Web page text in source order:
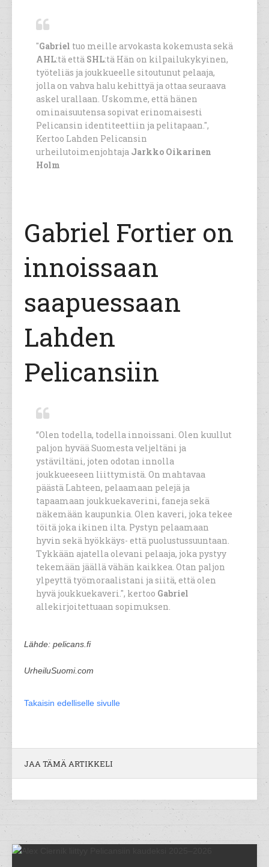
"Gabriel tuo meille arvokasta kokemusta sekä
AHL:tä että SHL:tä Hän on kilpailukykyinen,
työteliäs ja joukkueelle sitoutunut pelaaja,
jolla on vahva halu kehittyä ja ottaa seuraava
askel urallaan. Uskomme, että hänen
ominaisuutensa sopivat erinomaisesti
Pelicansin identiteettiin ja pelitapaan.",
Kertoo Lahden Pelicansin
urheilutoimenjohtaja Jarkko Oikarinen
Holm
Gabriel Fortier on
innoissaan
saapuessaan
Lahden
Pelicansiin
”Olen todella, todella innoissani. Olen kuullut
paljon hyvää Suomesta veljeltäni ja
ystäviltäni, joten odotan innolla
joukkueeseen liittymistä. On mahtavaa
päästä Lahteen, pelaamaan pelejä ja
tapaamaan joukkuekaverini, faneja sekä
näkemään kaupunkia. Olen kaveri, joka tekee
töitä joka ikinen ilta. Pystyn pelaamaan
hyvin sekä hyökkäys- että puolustussuuntaan.
Tykkään ajatella olevani pelaaja, joka pystyy
tekemään jäällä vähän kaikkea. Otan paljon
ylpeyttä työmoraalistani ja siitä, että olen
hyvä joukkuekaveri.", kertoo Gabriel
allekirjoitettuaan sopimuksen.​​​​​​​
Lähde: pelicans.fi
UrheiluSuomi.com
Takaisin edelliselle sivulle
JAA TÄMÄ ARTIKKELI